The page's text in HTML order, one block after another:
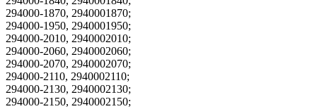
294000-1870, 2940001870;
294000-1950, 2940001950;
294000-2010, 2940002010;
294000-2060, 2940002060;
294000-2070, 2940002070;
294000-2110, 2940002110;
294000-2130, 2940002130;
294000-2150, 2940002150;